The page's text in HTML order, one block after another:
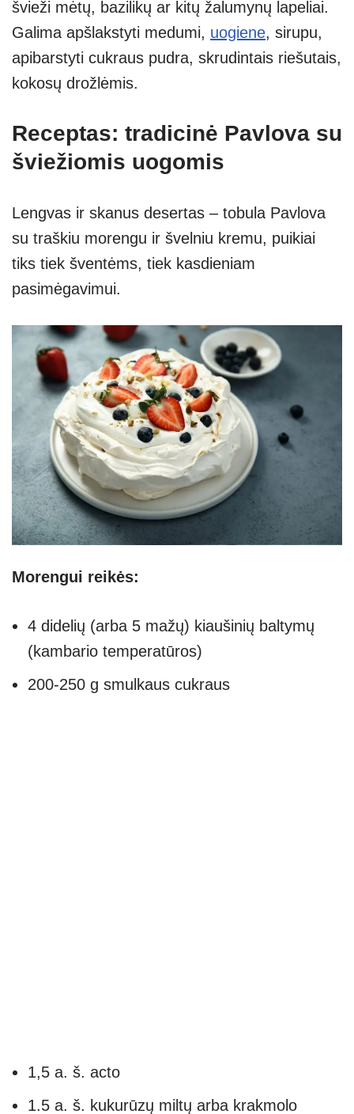
švieži mėtų, bazilikų ar kitų žalumynų lapeliai.
Galima apšlakstyti medumi, uogiene, sirupu,
apibarstyti cukraus pudra, skrudintais riešutais,
kokosų drožlėmis.
Receptas: tradicinė Pavlova su
šviežiomis uogomis
Lengvas ir skanus desertas – tobula Pavlova
su traškiu morengu ir švelniu kremu, puikiai
tiks tiek šventėms, tiek kasdieniam
pasimėgavimui.
Morengui reikės:
4 didelių (arba 5 mažų) kiaušinių baltymų
(kambario temperatūros)
200-250 g smulkaus cukraus
1,5 a. š. acto
1.5 a. š. kukurūzų miltų arba krakmolo